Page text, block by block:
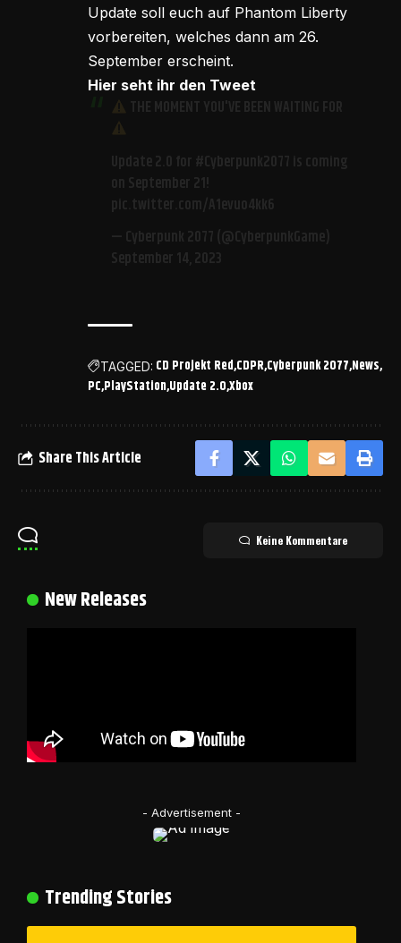
Update soll euch auf Phantom Liberty
vorbereiten, welches dann am 26.
September erscheint.
Hier seht ihr den Tweet
TAGGED: CD Projekt Red CDPRCyberpunk 2077 News
PC PlayStation Update 2.0Xbox
Share This Article
Keine Kommentare
New Releases
- Advertisement -
Trending Stories